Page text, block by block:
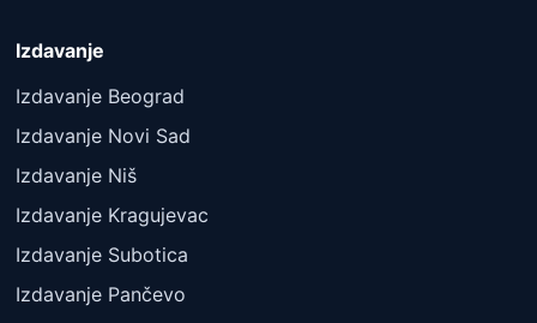
Izdavanje
Izdavanje Beograd
Izdavanje Novi Sad
Izdavanje Niš
Izdavanje Kragujevac
Izdavanje Subotica
Izdavanje Pančevo